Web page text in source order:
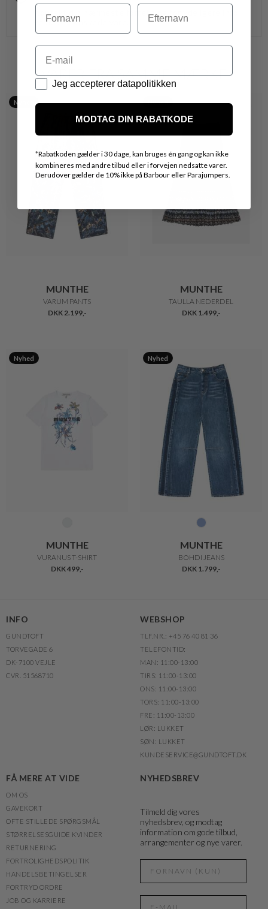
Kontakt din nærmeste forretning for ydeligere info.
vedr. den ønskede vare.
VARER FRA SAMME MÆRKE
Nyhed
MUNTHE
VARUM PANTS
DKK 2.199,-
Nyhed
MUNTHE
TAULLA NEDERDEL
DKK 1.499,-
Nyhed
MUNTHE
VURANUS T-SHIRT
DKK 499,-
Nyhed
MUNTHE
BOHDI JEANS
DKK 1.799,-
INFO
GUNDTOFT
TORVEGADE 6
DK-7100 VEJLE
CVR. 51568710
WEBSHOP
TLF.NR.: +45 76 40 81 36
TELEFONTID:
MAN: 11:00-13:00
TIRS: 11:00-13:00
ONS: 11:00-13:00
TORS: 11:00-13:00
FRE: 11:00-13:00
LØR: LUKKET
SØN: LUKKET
KUNDESERVICE@GUNDTOFT.DK
FÅ MERE AT VIDE
OM OS
GAVEKORT
OFTE STILLEDE SPØRGSMÅL
STØRRELSESGUIDE KVINDER
RETURNERING
FORTROLIGHEDSPOLITIK
HANDELSBETINGELSER
FORTRYD ORDRE
JOB OG KARRIERE
NYHEDSBREV
Tilmeld dig vores
nyhedsbrev, og modtag
information om gode tilbud,
arrangementer og nye varer.
Navn Efternavn
Email
Datapolitik
Jeg accepterer datapolitikken
MODTAG DIN RABATKODE
*Rabatkoden gælder i 30 dage, kan bruges én gang og kan ikke
kombineres med andre tilbud eller i forvejen nedsatte varer.
Derudover gælder de 10% ikke på Barbour eller Parajumpers.